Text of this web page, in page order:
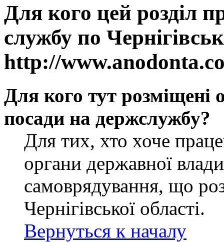
Для кого цей розділ
службу по
http://
Для кого тут розміщені
посади на держслужбу?
Для тих, хто хоче
органи державної
самоврядування, що
Чернігівської області.
Вернуться к началу